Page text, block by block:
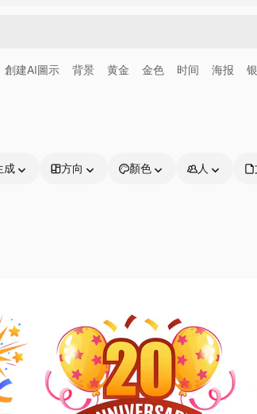
創建AI圖示 背景 黄金 金色 时间 海报
成 方向 顏色 人
的創意平台。擁有超過
人士、企業、代理商
產品
Spaces
AI助手